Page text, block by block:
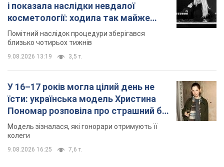
і показала наслідки невдалої
косметології: ходила так майже
місяць
Помітний наслідок процедури зберігався
близько чотирьох тижнів
9.08.2026 13:19 3,5 т.
У 16–17 років могла цілий день не
їсти: українська модель Христина
Пономар розповіла про страшний бік
модельної кар’єри
Модель зізналася, які гонорари отримують її
колеги
9.08.2026 16:25 7,6 т.